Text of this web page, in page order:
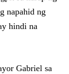
napahid ng
hindi na
Gabriel sa